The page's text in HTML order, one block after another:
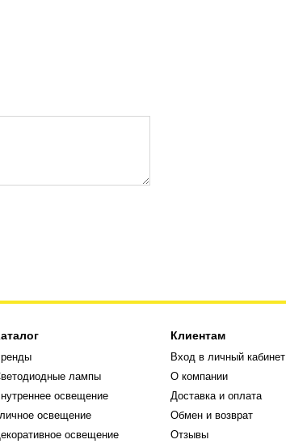
лампы
освещение
освещение
освещение
Клиентам
Вход в личный кабинет
О компании
Доставка и оплата
Обмен и возврат
Отзывы